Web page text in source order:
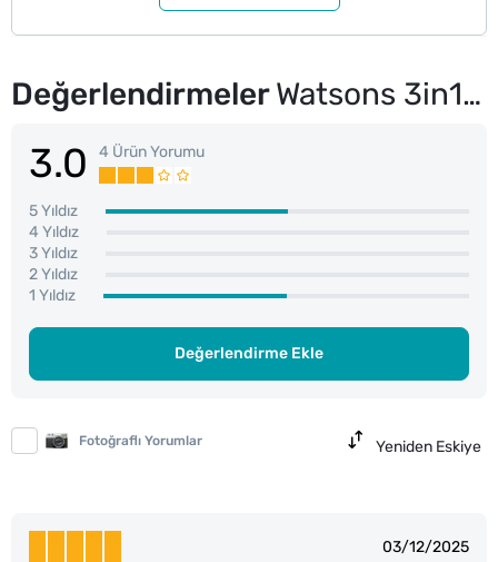
DeğerlendirmelerWatsons 3in1 Action Diş Fırçası Yumuşak 4 Adet
3.0 4 Ürün Yorumu
5 Yıldız
4 Yıldız
3 Yıldız
2 Yıldız
1 Yıldız
Değerlendirme Ekle
Fotoğraflı Yorumlar Yeniden Eskiye
03/12/2025